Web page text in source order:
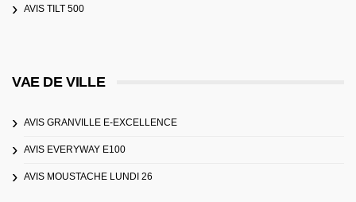
AVIS TILT 500
VAE DE VILLE
AVIS GRANVILLE E-EXCELLENCE
AVIS EVERYWAY E100
AVIS MOUSTACHE LUNDI 26